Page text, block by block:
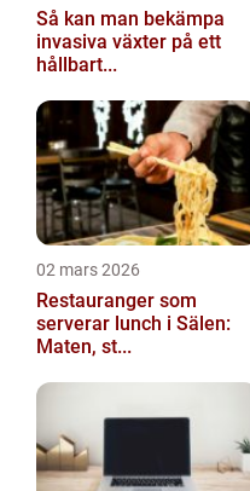
Så kan man bekämpa
invasiva växter på ett
hållbart...
02 mars 2026
Restauranger som
serverar lunch i Sälen:
Maten, st...